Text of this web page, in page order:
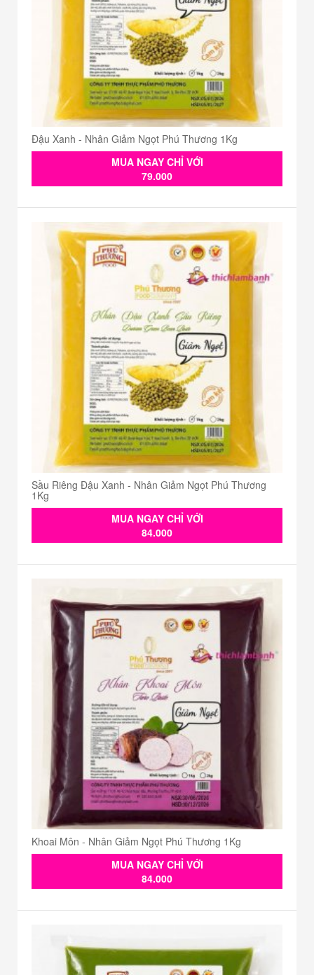
Đậu Xanh - Nhân Giảm Ngọt Phú Thương 1Kg
MUA NGAY CHỈ VỚI
79.000
Sầu Riêng Đậu Xanh - Nhân Giảm Ngọt Phú Thương
1Kg
MUA NGAY CHỈ VỚI
84.000
Khoai Môn - Nhân Giảm Ngọt Phú Thương 1Kg
MUA NGAY CHỈ VỚI
84.000